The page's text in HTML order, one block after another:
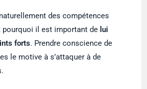
des compétences
pourquoi il est important de lui
forts. Prendre conscience de
le motive à s’attaquer à de